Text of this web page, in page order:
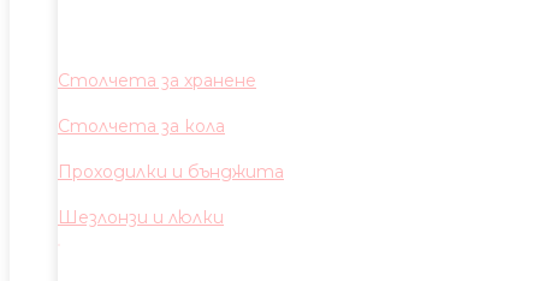
Столчета за хранене
Столчета за кола
Проходилки и бънджита
Шезлонзи и люлки